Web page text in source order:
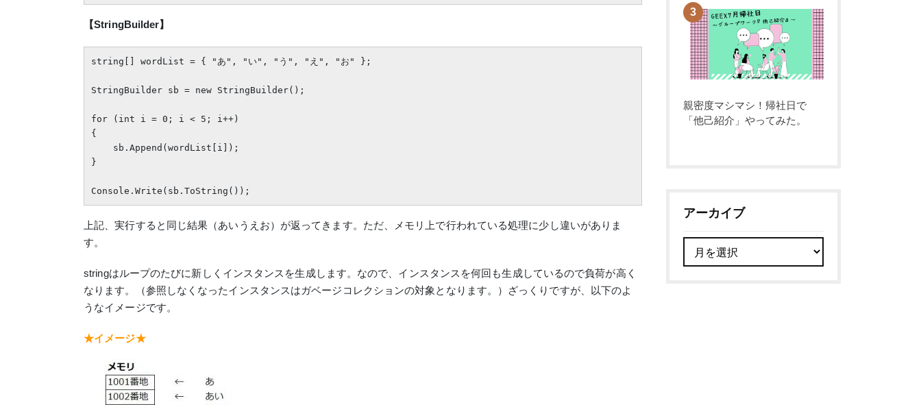
【StringBuilder】
string[] wordList = { "あ", "い", "う", "え", "お" };
StringBuilder sb = new StringBuilder();
for (int i = 0; i < 5; i++)
{
    sb.Append(wordList[i]);
}
上記、実行すると同じ結果（あいうえお）が返ってきます。 ただ、メモリ上で行われている処理に少し違いがありま
す。
stringはループのたびに新しくインスタンスを生成します。なので、 インスタンスを何回も生成しているので負荷が高く
なります。（参照しなくなったインスタンスはガベージコレクションの対象となります。）ざっくりですが、以下のよ
うなイメージです。
★イメージ★
親密度マシマシ！帰社日で
「他己紹介」やってみた。
アーカイブ